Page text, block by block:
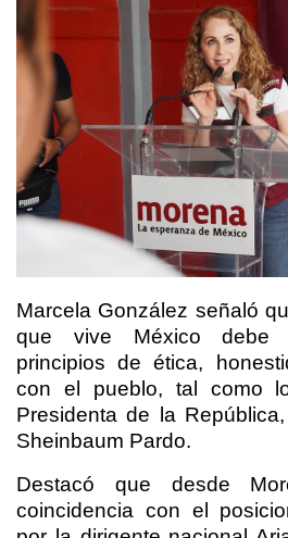
Marcela González señaló
que vive México debe
principios de ética,
con el pueblo, tal como
Presidenta de la
Sheinbaum Pardo.
Destacó que desde
coincidencia con el